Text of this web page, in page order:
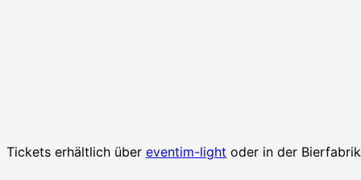
Tickets erhältlich über eventim-light oder in der